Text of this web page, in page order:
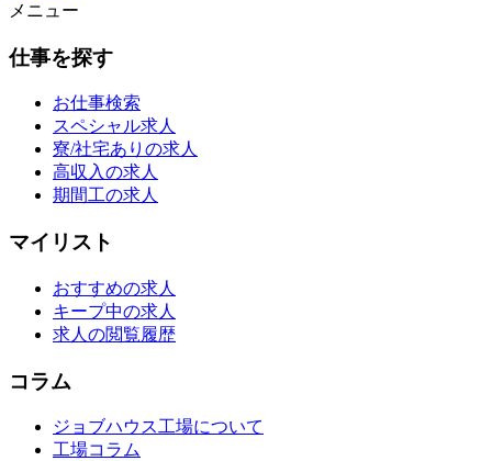
メニュー
仕事を探す
お仕事検索
スペシャル求人
寮/社宅ありの求人
高収入の求人
期間工の求人
マイリスト
おすすめの求人
キープ中の求人
求人の閲覧履歴
コラム
ジョブハウス工場について
工場コラム